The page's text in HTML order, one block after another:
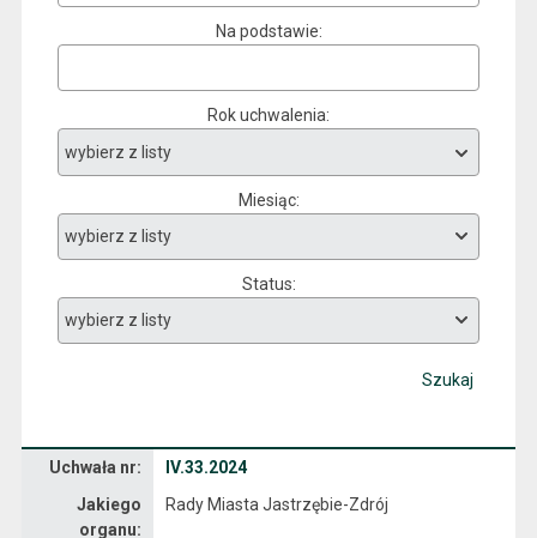
Na podstawie
Rok uchwalenia
Miesiąc
Status
Szukaj
Uchwała nr:
IV.33.2024
Jakiego
organu:
Rady Miasta Jastrzębie-Zdrój